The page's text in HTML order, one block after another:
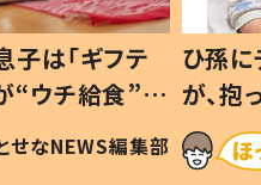
子は「ギフテ
“ウチ給食”を
は #令和の親
せなNEWS編集部
ひ孫
が、
「涙が
い」